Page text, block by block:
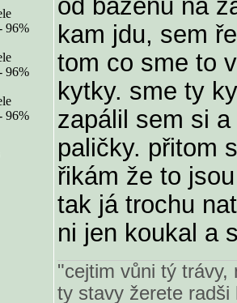
od bazénu na
kam jdu, sem
tom co sme to
kytky. sme ty
zapálil sem si
paličky. přitom
řikám že to
tak já trochu
ni jen koukal a
"cejtim vůni tý trávy,
ty stavy žerete radši